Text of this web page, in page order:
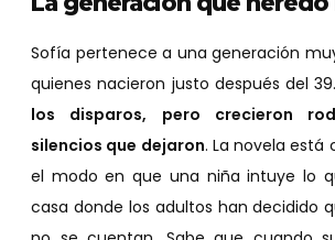
Sofía pertenece a una generación
quienes nacieron justo después del 39.
los disparos, pero crecieron
silencios que dejaron. La novela está
el modo en que una niña intuye lo
casa donde los adultos han decidido